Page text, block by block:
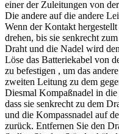
einer der Zuleitungen von
Die andere auf die andere
Wenn der Kontakt
drehen, bis sie senkrecht
Draht und die Nadel wird
Löse das Batteriekabel von
zu befestigen , um das
zweiten Leitung zu dem
Diesmal Kompaßnadel in die
dass sie senkrecht zu dem
und die Kompassnadel auf
zurück. Entfernen Sie den